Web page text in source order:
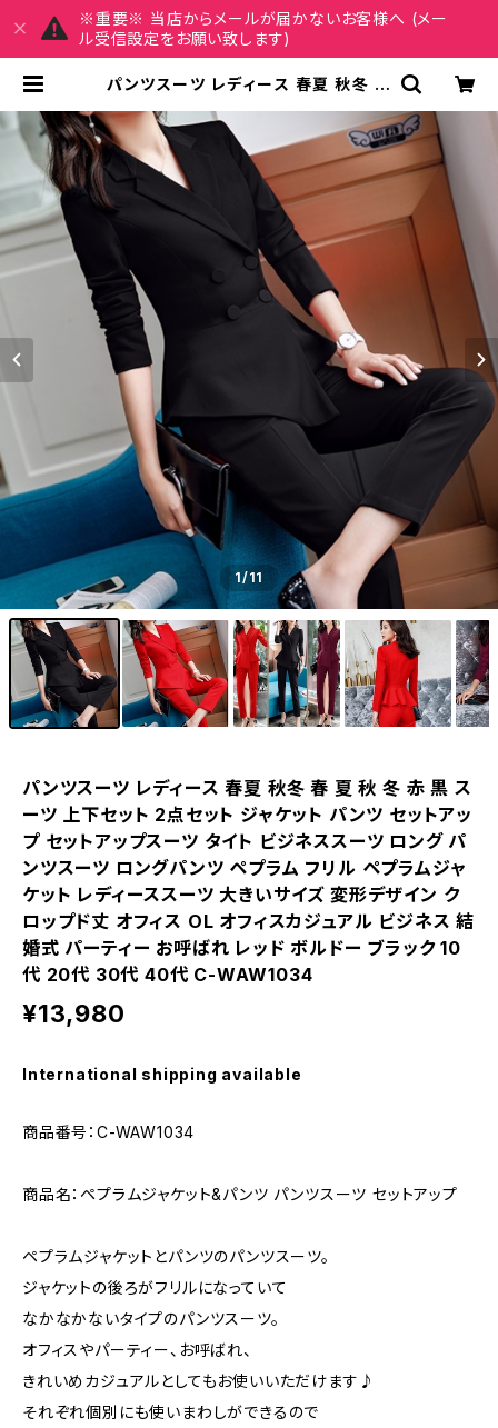
※重要※ 当店からメールが届かないお客様へ (メー
ル受信設定をお願い致します)
パンツスーツ レディース 春夏 秋冬 春
セット ジャケット パンツ セットアップ
セットアップスーツ タイト ビジネスス
ーツ ロング パンツスーツ ロングパン
ツ ペプラム フリル ペプラムジャケッ
ト レディーススーツ 大きいサイズ 変
形デザイン クロップド丈 オフィス OL
オフィスカジュアル ビジネス 結婚式
パーティー お呼ばれ レッド ボルドー
ブラック 10代 20代 30代 40代 C-
WAW1034 | MY CHARM マイチ
ャーム ワンピース スカート レディー
スファッション 通販
1/11
パンツスーツ レディース 春夏 秋冬 春 夏 秋 冬 赤 黒 ス
ーツ 上下セット 2点セット ジャケット パンツ セットアッ
プ セットアップスーツ タイト ビジネススーツ ロング パ
ンツスーツ ロングパンツ ペプラム フリル ペプラムジャ
ケット レディーススーツ 大きいサイズ 変形デザイン ク
ロップド丈 オフィス OL オフィスカジュアル ビジネス 結
婚式 パーティー お呼ばれ レッド ボルドー ブラック 10
代 20代 30代 40代 C-WAW1034
¥13,980
International shipping available
商品番号：C-WAW1034
商品名：ペプラムジャケット&パンツ パンツスーツ セットアップ
ペプラムジャケットとパンツのパンツスーツ。
ジャケットの後ろがフリルになっていて
なかなかないタイプのパンツスーツ。
オフィスやパーティー、お呼ばれ、
きれいめカジュアルとしてもお使いいただけます♪
それぞれ個別にも使いまわしができるので